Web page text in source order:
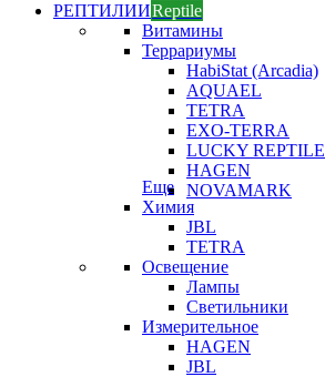
РЕПТИЛИИReptile
Витамины
Террариумы
HabiStat (Arcadia)
AQUAEL
TETRA
EXO-TERRA
LUCKY REPTILE
HAGEN
NOVAMARK
Еще
Химия
JBL
TETRA
Освещение
Лампы
Светильники
Измерительное
HAGEN
JBL